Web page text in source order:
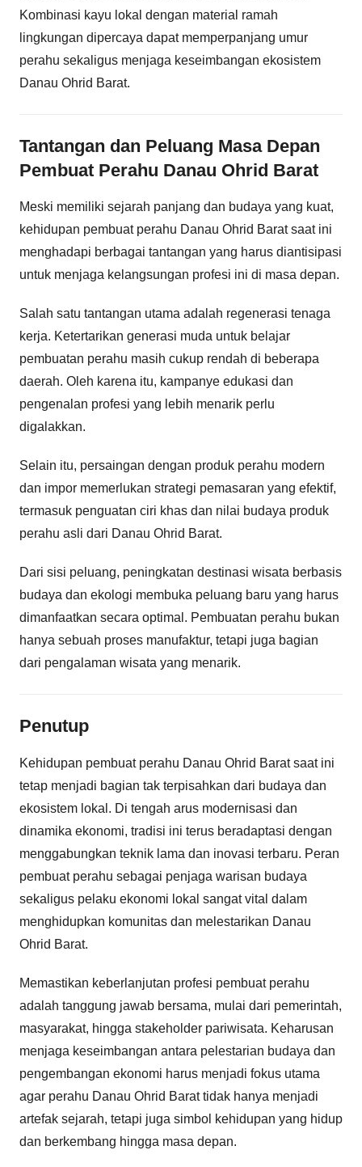
Kombinasi kayu lokal dengan material ramah
lingkungan dipercaya dapat memperpanjang umur
perahu sekaligus menjaga keseimbangan ekosistem
Danau Ohrid Barat.
Tantangan dan Peluang Masa Depan
Pembuat Perahu Danau Ohrid Barat
Meski memiliki sejarah panjang dan budaya yang kuat,
kehidupan pembuat perahu Danau Ohrid Barat saat ini
menghadapi berbagai tantangan yang harus diantisipasi
untuk menjaga kelangsungan profesi ini di masa depan.
Salah satu tantangan utama adalah regenerasi tenaga
kerja. Ketertarikan generasi muda untuk belajar
pembuatan perahu masih cukup rendah di beberapa
daerah. Oleh karena itu, kampanye edukasi dan
pengenalan profesi yang lebih menarik perlu
digalakkan.
Selain itu, persaingan dengan produk perahu modern
dan impor memerlukan strategi pemasaran yang efektif,
termasuk penguatan ciri khas dan nilai budaya produk
perahu asli dari Danau Ohrid Barat.
Dari sisi peluang, peningkatan destinasi wisata berbasis
budaya dan ekologi membuka peluang baru yang harus
dimanfaatkan secara optimal. Pembuatan perahu bukan
hanya sebuah proses manufaktur, tetapi juga bagian
dari pengalaman wisata yang menarik.
Penutup
Kehidupan pembuat perahu Danau Ohrid Barat saat ini
tetap menjadi bagian tak terpisahkan dari budaya dan
ekosistem lokal. Di tengah arus modernisasi dan
dinamika ekonomi, tradisi ini terus beradaptasi dengan
menggabungkan teknik lama dan inovasi terbaru. Peran
pembuat perahu sebagai penjaga warisan budaya
sekaligus pelaku ekonomi lokal sangat vital dalam
menghidupkan komunitas dan melestarikan Danau
Ohrid Barat.
Memastikan keberlanjutan profesi pembuat perahu
adalah tanggung jawab bersama, mulai dari pemerintah,
masyarakat, hingga stakeholder pariwisata. Keharusan
menjaga keseimbangan antara pelestarian budaya dan
pengembangan ekonomi harus menjadi fokus utama
agar perahu Danau Ohrid Barat tidak hanya menjadi
artefak sejarah, tetapi juga simbol kehidupan yang hidup
dan berkembang hingga masa depan.